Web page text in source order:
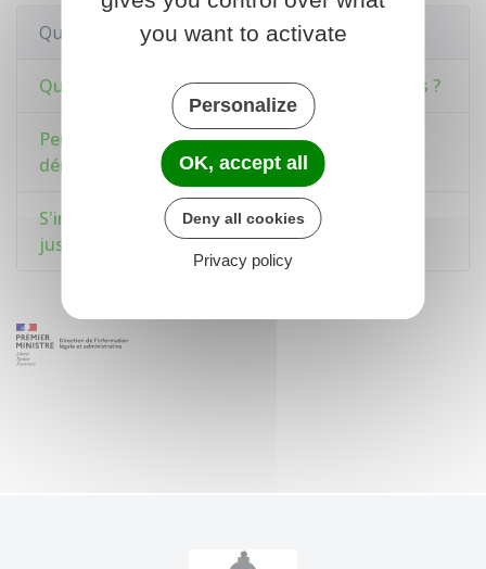
Questions ? Réponses !
Quelles sont les dates des prochaines élections ?
Peut-on voter sans avoir signalé son
déménagement ?
S'inscrire sur la liste électorale en mairie : quel
justificatif de domicile ?
you want to activate
Personalize
OK, accept all
Deny all cookies
Privacy policy